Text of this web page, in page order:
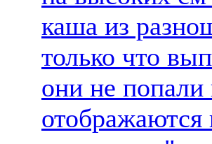
каша из
только что
они не попали